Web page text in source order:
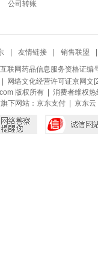
公司转账
友情链接 销售联盟
互联网药品信息服务资格证编
网络文化经营许可证京网文
版权所有 | 消费者维权
下网站： 京东支付| 京东云